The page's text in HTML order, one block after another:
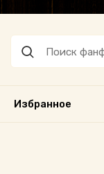
Избранное